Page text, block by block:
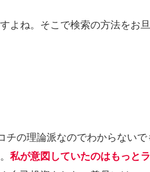
よね。そこで検索の方法をお
の理論派なのでわからない
私が意図していたのはもっと